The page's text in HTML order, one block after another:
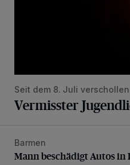
Seit dem 8. Juli verschollen
Vermisster
Mann beschädigt Autos in
Barmen
Mann beschädigt Autos in